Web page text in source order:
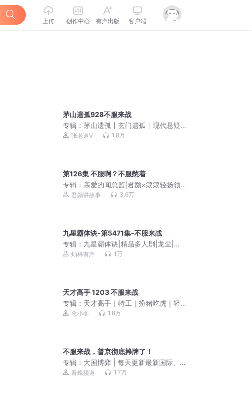
上传 创作中心 有声出版 客户端
茅山遗孤928不服来战
专辑：茅山遗孤丨玄门遗孤丨现代悬疑
灵异丨多人有声剧
张老道V 1.8万
第126集 不服啊？不服憋着
专辑： 亲爱的闻总监|君颜×簌簌轻扬领
衔|大女主爽文|职场
君颜讲故事 3.6万
九星霸体诀-第5471集-不服来战
专辑： 九星霸体诀|精品多人剧|龙尘|丹
帝重生|炼丹
灿林有声 1万
天才高手 1203 不服来战
专辑： 天才高手｜特工｜扮猪吃虎｜轻
松搞笑｜精品多人剧
念小冬 1.8万
不服来战，普京彻底摊牌了！
专辑： 大国博弈 | 每天更新最新国际、
军事动态
青烽频道 1.7万